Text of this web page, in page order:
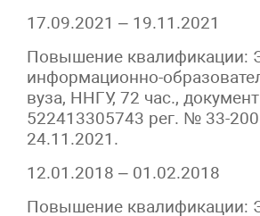
17.09.2021 – 19.11.2021
Повышение квалификации:
информационно-
вуза, ННГУ, 72 час.,
522413305743 рег. № 33-
24.11.2021.
12.01.2018 – 01.02.2018
Повышение квалификации: